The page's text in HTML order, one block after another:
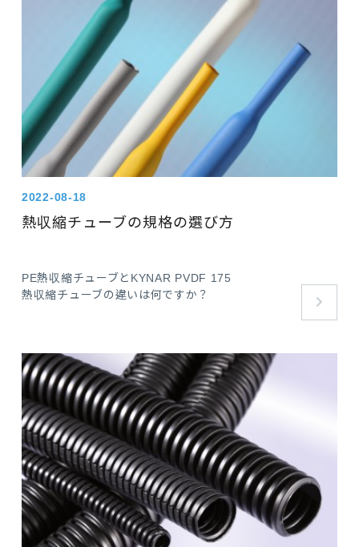
2022-08-18
熱収縮チューブの規格の選び方
PE熱収縮チューブとKYNAR PVDF 175
熱収縮チューブの違いは何ですか？